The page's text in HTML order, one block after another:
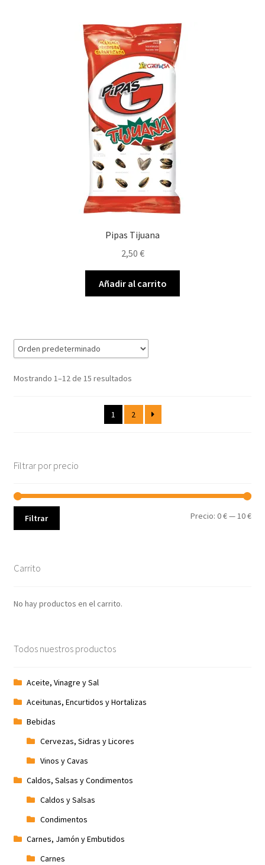
Pipas Tijuana
2,50 €
Añadir al carrito
Mostrando 1–12 de 15 resultados
1 2
Filtrar por precio
Filtrar Precio:0 €—10 €
Carrito
No hay productos en el carrito.
Todos nuestros productos
Aceite, Vinagre y Sal
Aceitunas, Encurtidos y Hortalizas
Bebidas
Cervezas, Sidras y Licores
Vinos y Cavas
Caldos, Salsas y Condimentos
Caldos y Salsas
Condimentos
Carnes, Jamón y Embutidos
Carnes